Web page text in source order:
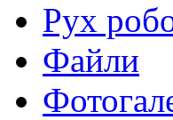
Рух
Файли